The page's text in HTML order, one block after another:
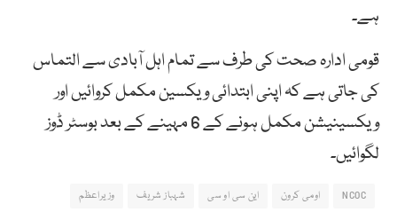
ہے۔
قومی ادارہ صحت کی طرف سے تمام اہل آبادی سے التماس
کی جاتی ہے کہ اپنی ابتدائی ویکسین مکمل کروائیں اور
ویکسینیشن مکمل ہونے کے 6 مہینے کے بعد بوسٹر ڈوز
لگوائیں۔
NCOC اومی کرون این سی او سی شہباز شریف وزیراعظم